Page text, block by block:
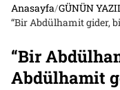
Anasayfa/GÜNÜN
“Bir Abdülhamit gider,
“Bir
Abdülhamit